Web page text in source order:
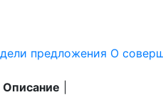
предложения О
Описание